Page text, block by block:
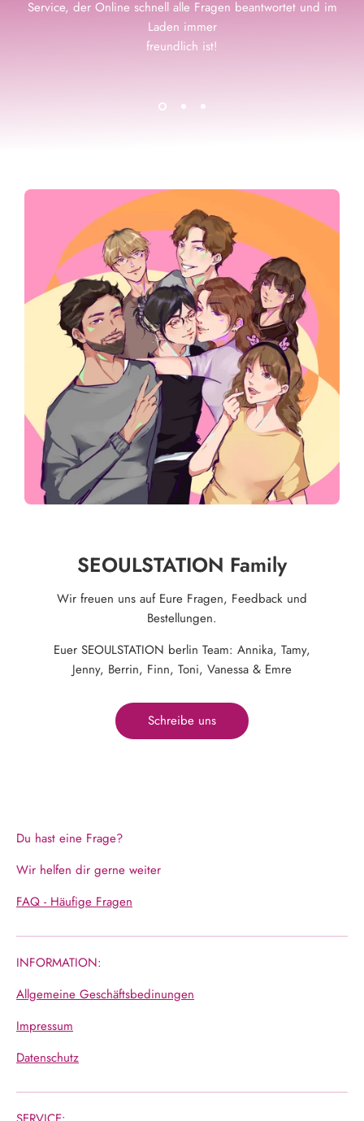
Service, der Online schnell alle Fragen beantwortet und im
Laden immer
freundlich ist!
SEOULSTATION Family
Wir freuen uns auf Eure Fragen, Feedback und
Bestellungen.
Euer SEOULSTATION berlin Team: Annika, Tamy,
Jenny, Berrin, Finn, Toni, Vanessa & Emre
Schreibe uns
Du hast eine Frage?
Wir helfen dir gerne weiter
FAQ - Häufige Fragen
INFORMATION:
Allgemeine Geschäftsbedinungen
Impressum
Datenschutz